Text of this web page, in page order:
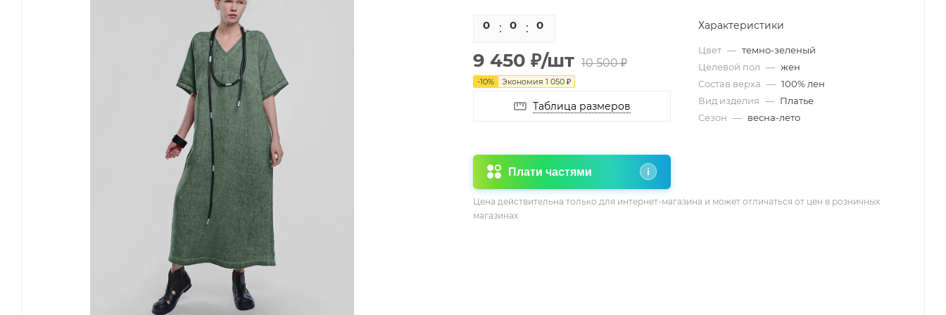
0 0 0
9 450 ₽/шт 10 500₽
-10% Экономия 1 050 ₽
Таблица размеров
Плати частями i
Характеристики
Цвет — темно-зеленый
Целевой пол — жен
Состав верха — 100% лен
Вид изделия — Платье
Сезон — весна-лето
Цена действительна только для интернет-магазина и может отличаться от цен в розничных
магазинах